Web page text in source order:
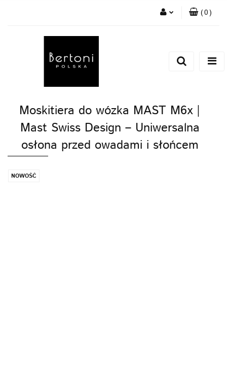
(0)
Moskitiera do wózka MAST M6x |
Mast Swiss Design – Uniwersalna
osłona przed owadami i słońcem
NOWOŚĆ